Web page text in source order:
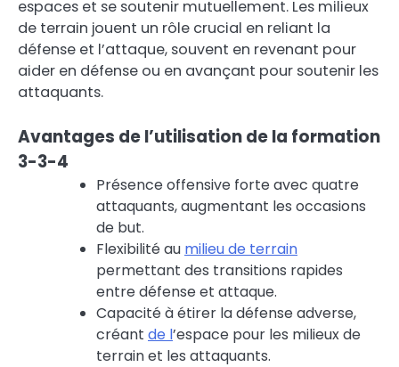
espaces et se soutenir mutuellement. Les milieux
de terrain jouent un rôle crucial en reliant la
défense et l’attaque, souvent en revenant pour
aider en défense ou en avançant pour soutenir les
attaquants.
Avantages de l’utilisation de la formation
3-3-4
Présence offensive forte avec quatre
attaquants, augmentant les occasions
de but.
Flexibilité au milieu de terrain
permettant des transitions rapides
entre défense et attaque.
Capacité à étirer la défense adverse,
créant de l’espace pour les milieux de
terrain et les attaquants.